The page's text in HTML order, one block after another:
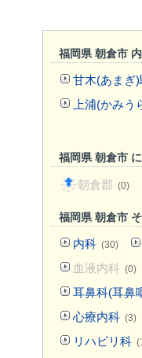
福岡県 朝倉市
甘木(あまぎ
上浦(かみ
福岡県 朝倉市
朝倉郡 (0)
福岡県 朝倉市
内科 (30)
血液内科 (0)
耳鼻科(耳鼻
心療内科 (3)
リハビリ科